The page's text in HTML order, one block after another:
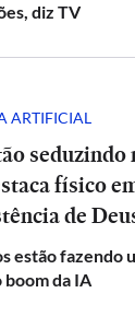
diz TV
ARTIFICIAL
seduzindo
físico
de
estão fazendo
boom da IA